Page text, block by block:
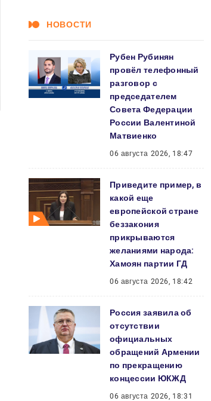
НОВОСТИ
Рубен Рубинян
провёл телефонный
разговор с
председателем
Совета Федерации
России Валентиной
Матвиенко
06 августа 2026, 18:47
Приведите пример, в
какой еще
европейской стране
беззакония
прикрываются
желаниями народа:
Хамоян партии ГД
06 августа 2026, 18:42
Россия заявила об
отсутствии
официальных
обращений Армении
по прекращению
концессии ЮКЖД
06 августа 2026, 18:31